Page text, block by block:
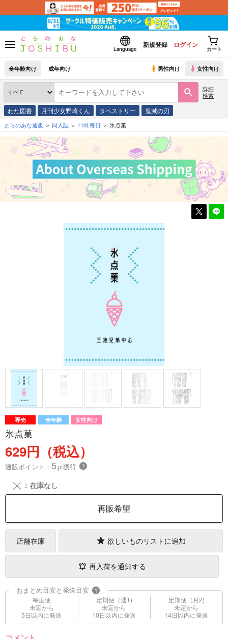
Language
新規登録 ログイン
カート
全年齢向け 成年向け 男性向け 女性向け
詳細
検索
わた図書 月刊少女野崎くん タペストリー 鬼滅の刃
とらのあな通販 同人誌 11dL毎日 氷点菓
専売 全年齢 女性向け
氷点菓
629円（税込）
通販ポイント： 5pt獲得 ？
╳ ：在庫なし
再販希望
店舗在庫 欲しいものリストに追加
再入荷を通知する
おまとめ目安と発送目安 ?
毎度便
未定から
5日以内に発送
定期便（週1)
未定から
10日以内に発送
定期便（月2)
未定から
14日以内に発送